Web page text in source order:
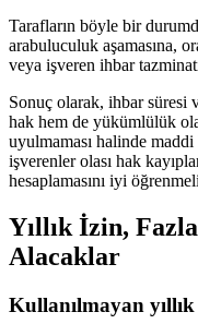
Tarafların böyle bir
arabuluculuk aşamasına,
veya işveren ihbar
Sonuç olarak, ihbar süresi
hak hem de yükümlülük
uyulmaması halinde
işverenler olası hak
hesaplamasını iyi
Yıllık İzin,
Alacaklar
Kullanılmayan